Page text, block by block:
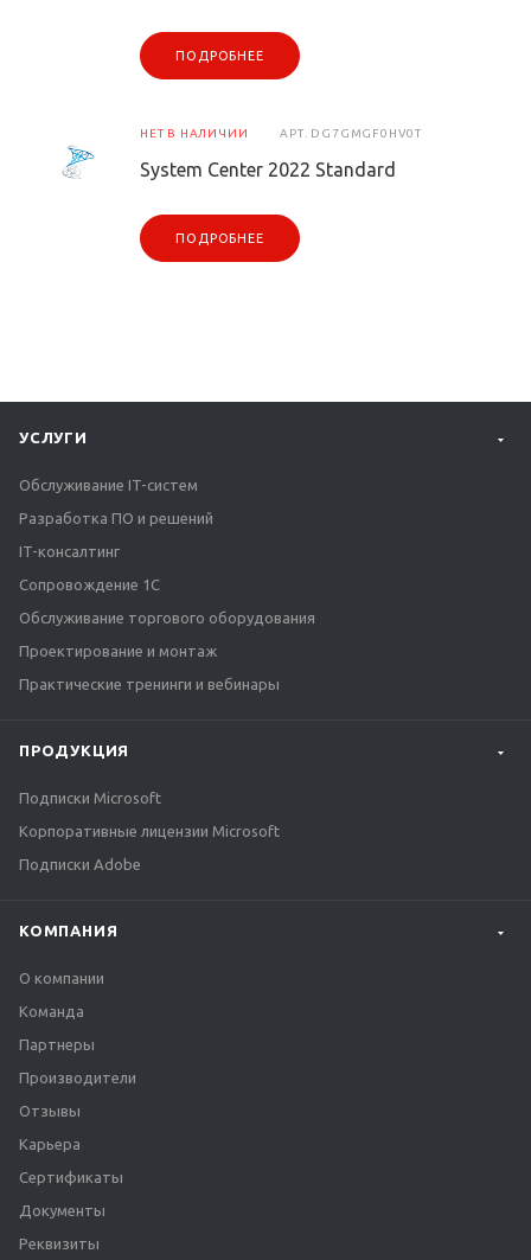
ПОДРОБНЕЕ
НЕТ В НАЛИЧИИ АРТ. DG7GMGF0HV0T
System Center 2022 Standard
ПОДРОБНЕЕ
УСЛУГИ
Обслуживание IT-систем
Разработка ПО и решений
IT-консалтинг
Сопровождение 1С
Обслуживание торгового оборудования
Проектирование и монтаж
Практические тренинги и вебинары
ПРОДУКЦИЯ
Подписки Microsoft
Корпоративные лицензии Microsoft
Подписки Adobe
КОМПАНИЯ
О компании
Команда
Партнеры
Производители
Отзывы
Карьера
Сертификаты
Документы
Реквизиты